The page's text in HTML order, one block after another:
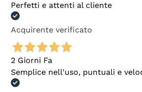
Perfetti e attenti al cliente
Acquirente verificato
2 Giorni Fa
Semplice nell'uso, puntuali e